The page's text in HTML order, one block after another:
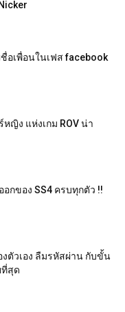
อเพื่อนในเฟส facebook
ญิง แห่งเกม ROV น่า
อกของ SS4 ครบทุกตัว !!
ตัวเอง ลืมรหัสผ่าน กับขั้น
ที่สุด